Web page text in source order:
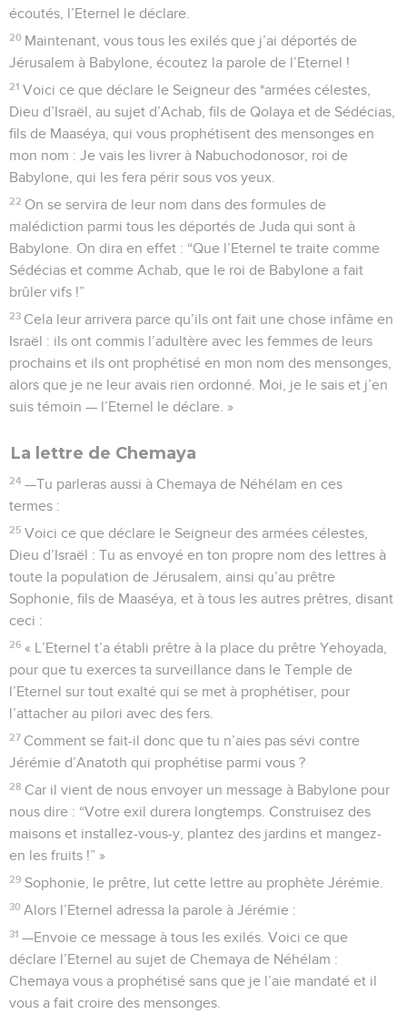
écoutés, l’Eternel le déclare.
20 Maintenant, vous tous les exilés que j’ai déportés de
Jérusalem à Babylone, écoutez la parole de l’Eternel !
21 Voici ce que déclare le Seigneur des *armées célestes,
Dieu d’Israël, au sujet d’Achab, fils de Qolaya et de Sédécias,
fils de Maaséya, qui vous prophétisent des mensonges en
mon nom : Je vais les livrer à Nabuchodonosor, roi de
Babylone, qui les fera périr sous vos yeux.
22 On se servira de leur nom dans des formules de
malédiction parmi tous les déportés de Juda qui sont à
Babylone. On dira en effet : “Que l’Eternel te traite comme
Sédécias et comme Achab, que le roi de Babylone a fait
brûler vifs !”
23 Cela leur arrivera parce qu’ils ont fait une chose infâme en
Israël : ils ont commis l’adultère avec les femmes de leurs
prochains et ils ont prophétisé en mon nom des mensonges,
alors que je ne leur avais rien ordonné. Moi, je le sais et j’en
suis témoin — l’Eternel le déclare. »
La lettre de Chemaya
24 —Tu parleras aussi à Chemaya de Néhélam en ces
termes :
25 Voici ce que déclare le Seigneur des armées célestes,
Dieu d’Israël : Tu as envoyé en ton propre nom des lettres à
toute la population de Jérusalem, ainsi qu’au prêtre
Sophonie, fils de Maaséya, et à tous les autres prêtres, disant
ceci :
26 « L’Eternel t’a établi prêtre à la place du prêtre Yehoyada,
pour que tu exerces ta surveillance dans le Temple de
l’Eternel sur tout exalté qui se met à prophétiser, pour
l’attacher au pilori avec des fers.
27 Comment se fait-il donc que tu n’aies pas sévi contre
Jérémie d’Anatoth qui prophétise parmi vous ?
28 Car il vient de nous envoyer un message à Babylone pour
nous dire : “Votre exil durera longtemps. Construisez des
maisons et installez-vous-y, plantez des jardins et mangez-
en les fruits !” »
29 Sophonie, le prêtre, lut cette lettre au prophète Jérémie.
30 Alors l’Eternel adressa la parole à Jérémie :
31 —Envoie ce message à tous les exilés. Voici ce que
déclare l’Eternel au sujet de Chemaya de Néhélam :
Chemaya vous a prophétisé sans que je l’aie mandaté et il
vous a fait croire des mensonges.